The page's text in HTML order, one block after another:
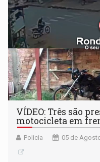
VÍDEO: Três são
motocicleta em
Polícia 05 de